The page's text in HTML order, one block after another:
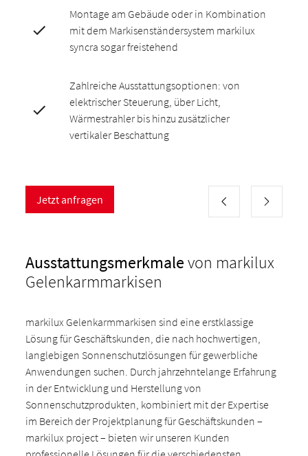
Montage am Gebäude oder in Kombination
mit dem Markisenständersystem markilux
syncra sogar freistehend
Zahlreiche Ausstattungsoptionen: von
elektrischer Steuerung, über Licht,
Wärmestrahler bis hinzu zusätzlicher
vertikaler Beschattung
Jetzt anfragen
Ausstattungsmerkmalevon markilux
Gelenkarmmarkisen
markilux Gelenkarmmarkisen sind eine erstklassige
Lösung für Geschäftskunden, die nach hochwertigen,
langlebigen Sonnenschutzlösungen für gewerbliche
Anwendungen suchen. Durch jahrzehntelange Erfahrung
in der Entwicklung und Herstellung von
Sonnenschutzprodukten, kombiniert mit der Expertise
im Bereich der Projektplanung für Geschäftskunden –
markilux project – bieten wir unseren Kunden